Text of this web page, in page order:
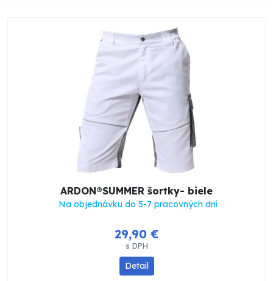
ARDON®SUMMER šortky- biele
Na objednávku do 5-7 pracovných dní
29,90 €
s DPH
Detail